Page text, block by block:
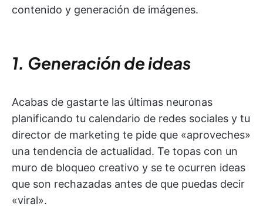
contenido y generación de imágenes.
1. Generación de ideas
Acabas de gastarte las últimas neuronas
planificando tu calendario de redes sociales y tu
director de marketing te pide que «aproveches»
una tendencia de actualidad. Te topas con un
muro de bloqueo creativo y se te ocurren ideas
que son rechazadas antes de que puedas decir
«viral».